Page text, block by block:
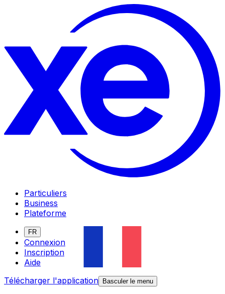
Particuliers
Business
Plateforme
FR
Connexion
Inscription
Aide
Télécharger l'application
Basculer le menu